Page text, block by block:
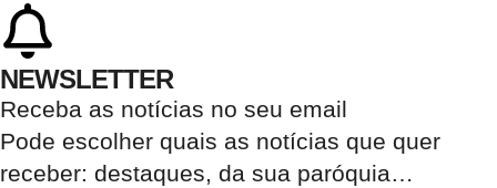
NEWSLETTER
Receba as notícias no seu email​
Pode escolher quais as notícias que quer
receber: destaques, da sua paróquia…